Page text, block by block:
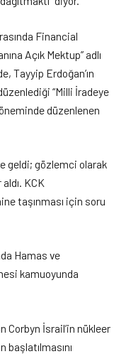
Financial
Açık Mektup” adlı
Tayyip Erdoğan’ın
“Milli İradeye
düzenlenen
geldi; gözlemci olarak
KCK
taşınması için soru
Hamas ve
kamuoyunda
Corbyn İsrail’in nükleer